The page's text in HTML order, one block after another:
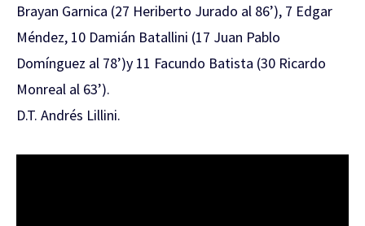
Brayan Garnica (27 Heriberto Jurado al 86’), 7 Edgar
Méndez, 10 Damián Batallini (17 Juan Pablo
Domínguez al 78’)y 11 Facundo Batista (30 Ricardo
Monreal al 63’).
D.T. Andrés Lillini.